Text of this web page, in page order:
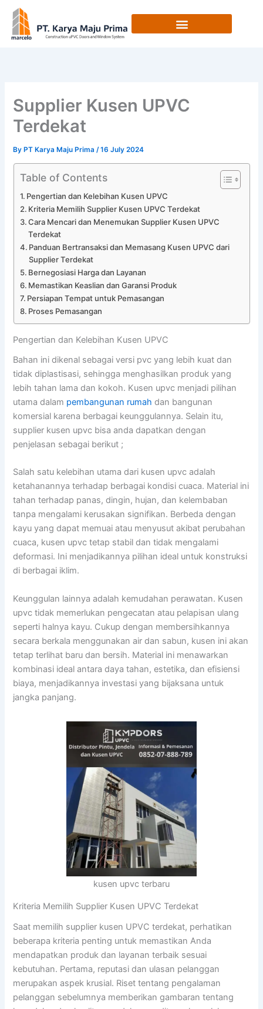
content
Supplier Kusen UPVC
Terdekat
ByPT Karya Maju Prima /16 July 2024
Table of Contents
Pengertian dan Kelebihan Kusen UPVC
Kriteria Memilih Supplier Kusen UPVC Terdekat
Cara Mencari dan Menemukan Supplier Kusen UPVC
Terdekat
Panduan Bertransaksi dan Memasang Kusen UPVC dari
Supplier Terdekat
Bernegosiasi Harga dan Layanan
Memastikan Keaslian dan Garansi Produk
Persiapan Tempat untuk Pemasangan
Proses Pemasangan
Pengertian dan Kelebihan Kusen UPVC
Bahan ini dikenal sebagai versi pvc yang lebih kuat dan
tidak diplastisasi, sehingga menghasilkan produk yang
lebih tahan lama dan kokoh. Kusen upvc menjadi pilihan
utama dalam pembangunan rumahdan bangunan
komersial karena berbagai keunggulannya. Selain itu,
supplier kusen upvc bisa anda dapatkan dengan
penjelasan sebagai berikut ;
Salah satu kelebihan utama dari kusen upvc adalah
ketahanannya terhadap berbagai kondisi cuaca. Material ini
tahan terhadap panas, dingin, hujan, dan kelembaban
tanpa mengalami kerusakan signifikan. Berbeda dengan
kayu yang dapat memuai atau menyusut akibat perubahan
cuaca, kusen upvc tetap stabil dan tidak mengalami
deformasi. Ini menjadikannya pilihan ideal untuk konstruksi
di berbagai iklim.
Keunggulan lainnya adalah kemudahan perawatan. Kusen
upvc tidak memerlukan pengecatan atau pelapisan ulang
seperti halnya kayu. Cukup dengan membersihkannya
secara berkala menggunakan air dan sabun, kusen ini akan
tetap terlihat baru dan bersih. Material ini menawarkan
kombinasi ideal antara daya tahan, estetika, dan efisiensi
biaya, menjadikannya investasi yang bijaksana untuk
jangka panjang.
kusen upvc terbaru
Kriteria Memilih Supplier Kusen UPVC Terdekat
Saat memilih supplier kusen UPVC terdekat, perhatikan
beberapa kriteria penting untuk memastikan Anda
mendapatkan produk dan layanan terbaik sesuai
kebutuhan. Pertama, reputasi dan ulasan pelanggan
merupakan aspek krusial. Riset tentang pengalaman
pelanggan sebelumnya memberikan gambaran tentang